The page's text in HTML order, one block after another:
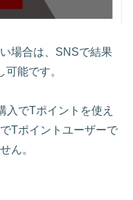
場合は、SNSで結果
能です。
入でTポイントを使え
Tポイントユーザーで
ん。